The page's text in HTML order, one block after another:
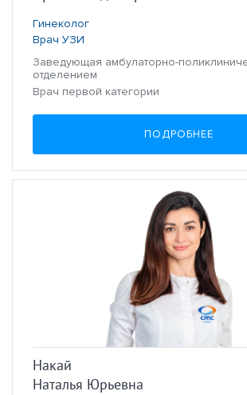
Гинеколог
Врач УЗИ
Заведующая амбулаторно-
отделением
Врач первой категории
ПОДРОБНЕЕ
Накай
Наталья Юрьевна